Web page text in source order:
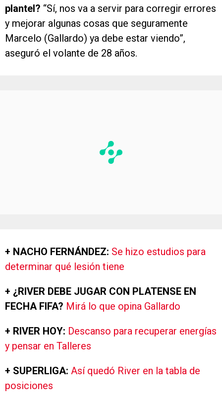
plantel? “Sí, nos va a servir para corregir errores
y mejorar algunas cosas que seguramente
Marcelo (Gallardo) ya debe estar viendo”,
aseguró el volante de 28 años.
+ NACHO FERNÁNDEZ: Se hizo estudios para
determinar qué lesión tiene
+ ¿RIVER DEBE JUGAR CON PLATENSE EN
FECHA FIFA? Mirá lo que opina Gallardo
+ RIVER HOY: Descanso para recuperar energías
y pensar en Talleres
+ SUPERLIGA: Así quedó River en la tabla de
posiciones